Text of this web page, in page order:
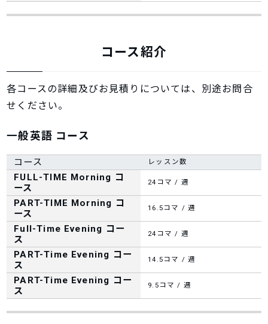
コース紹介
各コースの詳細及びお見積りについては、別途お問合
せください。
一般英語 コース
コース レッスン数
FULL-TIME Morning コ
ース
24コマ / 週
PART-TIME Morning コ
ース
16.5コマ / 週
Full-Time Evening コー
ス
24コマ / 週
PART-Time Evening コー
ス
14.5コマ / 週
PART-Time Evening コー
ス
9.5コマ / 週